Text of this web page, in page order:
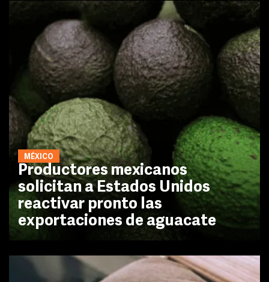
MÉXICO
Productores mexicanos
solicitan a Estados Unidos
reactivar pronto las
exportaciones de aguacate